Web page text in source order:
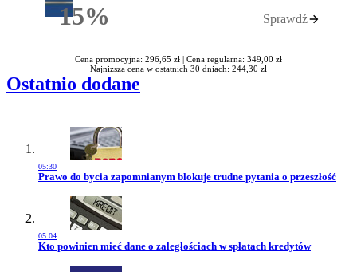
15%Rabatu Sprawdź
Cena promocyjna: 296,65 zł | Cena regularna: 349,00 zł
Najniższa cena w ostatnich 30 dniach: 244,30 zł
Ostatnio dodane
05:30
Przejdź do artykułu:
Prawo do bycia zapomnianym blokuje trudne pytania o przeszłość
05:04
Przejdź do artykułu:
Kto powinien mieć dane o zaległościach w spłatach kredytów